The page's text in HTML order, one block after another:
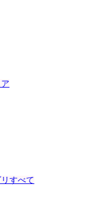
すべて